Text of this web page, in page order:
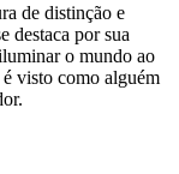
de distinção e
destaca por sua
o mundo ao
visto como alguém